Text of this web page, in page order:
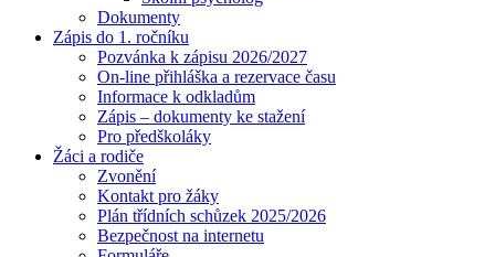
Dokumenty
Zápis do 1. ročníku
Pozvánka k zápisu 2026/2027
On-line přihláška a rezervace času
Informace k odkladům
Zápis – dokumenty ke stažení
Pro předškoláky
Žáci a rodiče
Zvonění
Kontakt pro žáky
Plán třídních schůzek 2025/2026
Bezpečnost na internetu